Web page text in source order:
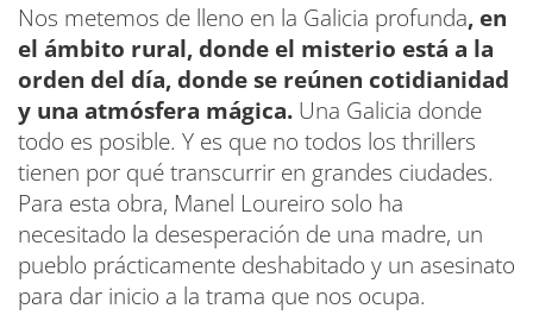
Nos metemos de lleno en la Galicia profunda, en
el ámbito rural, donde el misterio está a la
orden del día, donde se reúnen cotidianidad
y una atmósfera mágica. Una Galicia donde
todo es posible. Y es que no todos los thrillers
tienen por qué transcurrir en grandes ciudades.
Para esta obra, Manel Loureiro solo ha
necesitado la desesperación de una madre, un
pueblo prácticamente deshabitado y un asesinato
para dar inicio a la trama que nos ocupa.